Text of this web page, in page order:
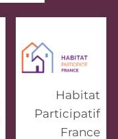
Habitat
Participatif
France